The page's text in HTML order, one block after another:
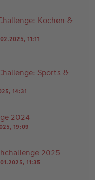
Kochen &
11:11
Sports &
14:31
2024
19:09
2025
11:35